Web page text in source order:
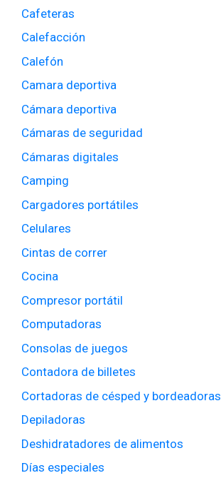
Cafeteras
Calefacción
Calefón
Camara deportiva
Cámara deportiva
Cámaras de seguridad
Cámaras digitales
Camping
Cargadores portátiles
Celulares
Cintas de correr
Cocina
Compresor portátil
Computadoras
Consolas de juegos
Contadora de billetes
Cortadoras de césped y bordeadoras
Depiladoras
Deshidratadores de alimentos
Días especiales